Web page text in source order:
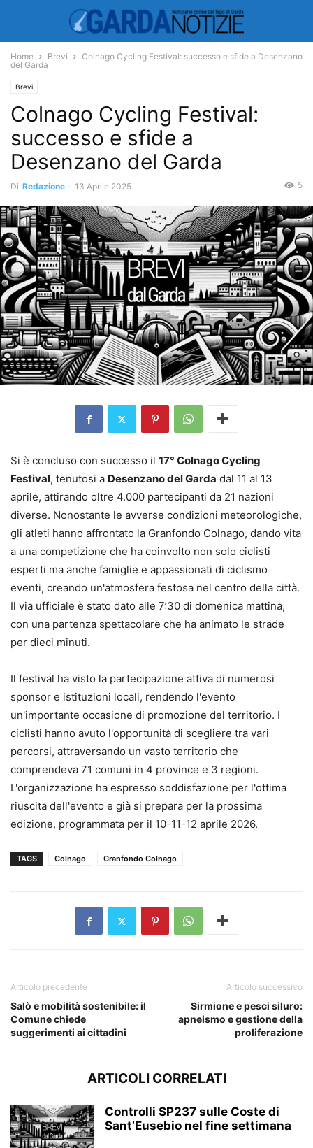
Home Brevi
Colnago Cycling Festival: successo e sfide a Desenzano
del Garda
Brevi
Colnago Cycling Festival:
successo e sfide a
Desenzano del Garda
Di Redazione - 13 Aprile 2025 5
Si è concluso con successo il 17° Colnago Cycling
Festival, tenutosi a Desenzano del Garda dal 11 al 13
aprile, attirando oltre 4.000 partecipanti da 21 nazioni
diverse. Nonostante le avverse condizioni meteorologiche,
gli atleti hanno affrontato la Granfondo Colnago, dando vita
a una competizione che ha coinvolto non solo ciclisti
esperti ma anche famiglie e appassionati di ciclismo
eventi, creando un'atmosfera festosa nel centro della città.
Il via ufficiale è stato dato alle 7:30 di domenica mattina,
con una partenza spettacolare che ha animato le strade
per dieci minuti.
Il festival ha visto la partecipazione attiva di numerosi
sponsor e istituzioni locali, rendendo l'evento
un'importante occasione di promozione del territorio. I
ciclisti hanno avuto l'opportunità di scegliere tra vari
percorsi, attraversando un vasto territorio che
comprendeva 71 comuni in 4 province e 3 regioni.
L'organizzazione ha espresso soddisfazione per l'ottima
riuscita dell'evento e già si prepara per la prossima
edizione, programmata per il 10-11-12 aprile 2026.
TAGS Colnago Granfondo Colnago
Articolo precedente
Salò e mobilità sostenibile: il
Comune chiede
suggerimenti ai cittadini
Articolo successivo
Sirmione e pesci siluro:
apneismo e gestione della
proliferazione
ARTICOLI CORRELATI
Controlli SP237 sulle Coste di
Sant’Eusebio nel fine settimana